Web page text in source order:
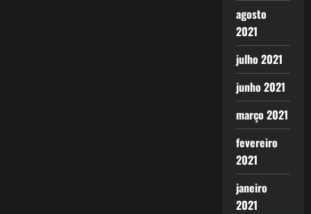
agosto
2021
julho 2021
junho 2021
março 2021
fevereiro
2021
janeiro
2021